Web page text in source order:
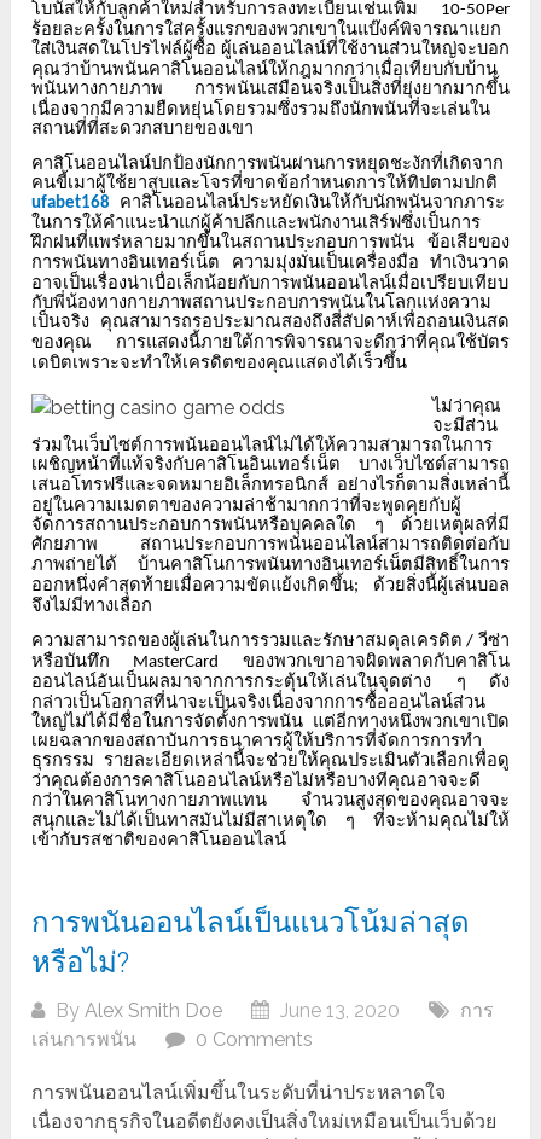
โบนัสให้กับลูกค้าใหม่สำหรับการลงทะเบียนเช่นเพิ่ม 10-50Per
ร้อยละครั้งในการใส่ครั้งแรกของพวกเขาในแบ๊งค์พิจารณาแยก
ใส่เงินสดในโปรไฟล์ผู้ซื้อ ผู้เล่นออนไลน์ที่ใช้งานส่วนใหญ่จะบอก
คุณว่าบ้านพนันคาสิโนออนไลน์ให้กฎมากกว่าเมื่อเทียบกับบ้าน
พนันทางกายภาพ
การพนันเสมือนจริงเป็นสิ่งที่ยุ่งยากมากขึ้น
เนื่องจากมีความยืดหยุ่นโดยรวมซึ่งรวมถึงนักพนันที่จะเล่นใน
สถานที่ที่สะดวกสบายของเขา
คาสิโนออนไลน์ปกป้องนักการพนันผ่านการหยุดชะงักที่เกิดจาก
คนขี้เมาผู้ใช้ยาสูบและโจรที่ขาดข้อกำหนดการให้ทิปตามปกติ
ufabet168 คาสิโนออนไลน์ประหยัดเงินให้กับนักพนันจากภาระ
ในการให้คำแนะนำแก่ผู้ค้าปลีกและพนักงานเสิร์ฟซึ่งเป็นการ
ฝึกฝนที่แพร่หลายมากขึ้นในสถานประกอบการพนัน
ข้อเสียของ
การพนันทางอินเทอร์เน็ต
ความมุ่งมั่นเป็นเครื่องมือ
ทำเงินวาด
อาจเป็นเรื่องน่าเบื่อเล็กน้อยกับการพนันออนไลน์เมื่อเปรียบเทียบ
กับพี่น้องทางกายภาพสถานประกอบการพนันในโลกแห่งความ
เป็นจริง
คุณสามารถรอประมาณสองถึงสี่สัปดาห์เพื่อถอนเงินสด
ของคุณ
การแสดงนี้ภายใต้การพิจารณาจะดีกว่าที่คุณใช้บัตร
เดบิตเพราะจะทำให้เครดิตของคุณแสดงได้เร็วขึ้น
ไม่ว่าคุณ
จะมีส่วน
ร่วมในเว็บไซต์การพนันออนไลน์ไม่ได้ให้ความสามารถในการ
เผชิญหน้าที่แท้จริงกับคาสิโนอินเทอร์เน็ต
บางเว็บไซต์สามารถ
เสนอโทรฟรีและจดหมายอิเล็กทรอนิกส์ อย่างไรก็ตามสิ่งเหล่านี้
อยู่ในความเมตตาของความล่าช้ามากกว่าที่จะพูดคุยกับผู้
จัดการสถานประกอบการพนันหรือบุคคลใด
ๆ
ด้วยเหตุผลที่มี
ศักยภาพ
สถานประกอบการพนันออนไลน์สามารถติดต่อกับ
ภาพถ่ายได้
บ้านคาสิโนการพนันทางอินเทอร์เน็ตมีสิทธิ์ในการ
ออกหนึ่งคำสุดท้ายเมื่อความขัดแย้งเกิดขึ้น; ด้วยสิ่งนี้ผู้เล่นบอล
จึงไม่มีทางเลือก
ความสามารถของผู้เล่นในการรวมและรักษาสมดุลเครดิต / วีซ่า
หรือบันทึก MasterCard ของพวกเขาอาจผิดพลาดกับคาสิโน
ออนไลน์อันเป็นผลมาจากการกระตุ้นให้เล่นในจุดต่าง
ๆ
ดัง
กล่าวเป็นโอกาสที่น่าจะเป็นจริงเนื่องจากการซื้อออนไลน์ส่วน
ใหญ่ไม่ได้มีชื่อในการจัดตั้งการพนัน แต่อีกทางหนึ่งพวกเขาเปิด
เผยฉลากของสถาบันการธนาคารผู้ให้บริการที่จัดการการทำ
ธุรกรรม รายละเอียดเหล่านี้จะช่วยให้คุณประเมินตัวเลือกเพื่อดู
ว่าคุณต้องการคาสิโนออนไลน์หรือไม่หรือบางทีคุณอาจจะดี
กว่าในคาสิโนทางกายภาพแทน
จำนวนสูงสุดของคุณอาจจะ
สนุกและไม่ได้เป็นทาสมันไม่มีสาเหตุใด
ๆ
ที่จะห้ามคุณไม่ให้
เข้ากับรสชาติของคาสิโนออนไลน์
การพนันออนไลน์เป็นแนวโน้มล่าสุด
หรือไม่?
By Alex Smith Doe June 13, 2020
การ
เล่นการพนัน
0 Comments
การพนันออนไลน์เพิ่มขึ้นในระดับที่น่าประหลาดใจ
เนื่องจากธุรกิจในอดีตยังคงเป็นสิ่งใหม่เหมือนเป็นเว็บด้วย